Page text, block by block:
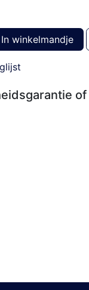
In winkelmandje